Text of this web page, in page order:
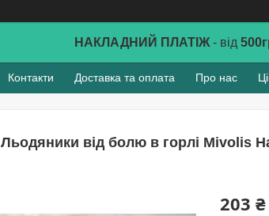
НАКЛАДНИЙ ПЛАТІЖ - від
Контакти Доставка та оплата Про нас
Льодяники від болю в горлі Mivolis
203 ₴